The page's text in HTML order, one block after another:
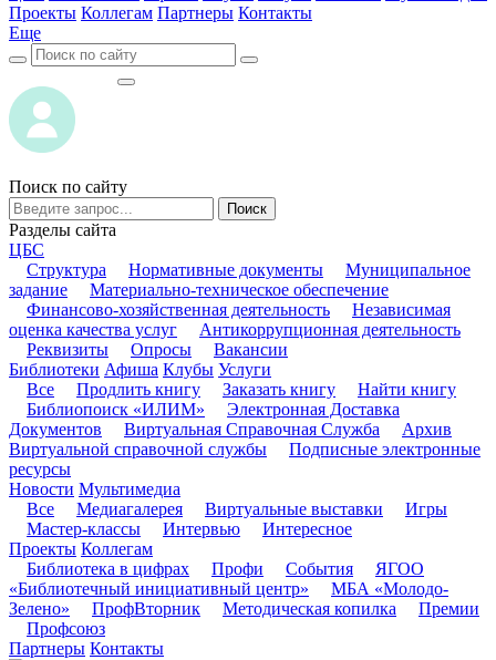
Проекты Коллегам Партнеры Контакты
Еще
Поиск по сайту
Поиск
Разделы сайта
ЦБС
Структура
Нормативные документы
Муниципальное
задание
Материально-техническое обеспечение
Финансово-хозяйственная деятельность
Независимая
оценка качества услуг
Антикоррупционная деятельность
Реквизиты
Опросы
Вакансии
Библиотеки Афиша Клубы Услуги
Все
Продлить книгу Заказать книгу
Найти книгу
Библиопоиск «ИЛИМ»
Электронная Доставка
Документов
Виртуальная Справочная Служба
Архив
Виртуальной справочной службы
Подписные электронные
ресурсы
Новости Мультимедиа
Все
Медиагалерея Виртуальные выставки
Игры
Мастер-классы
Интервью
Интересное
Проекты Коллегам
Библиотека в цифрах
Профи События
ЯГОО
«Библиотечный инициативный центр»
МБА «Молодо-
Зелено»
ПрофВторник Методическая копилка
Премии
Профсоюз
Партнеры Контакты